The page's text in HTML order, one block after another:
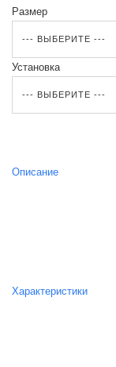
Размер
Установка
Описание
Характеристики